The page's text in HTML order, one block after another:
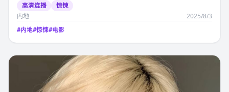
高清连播 惊悚
内地 2025/8/3
#内地#惊悚#电影